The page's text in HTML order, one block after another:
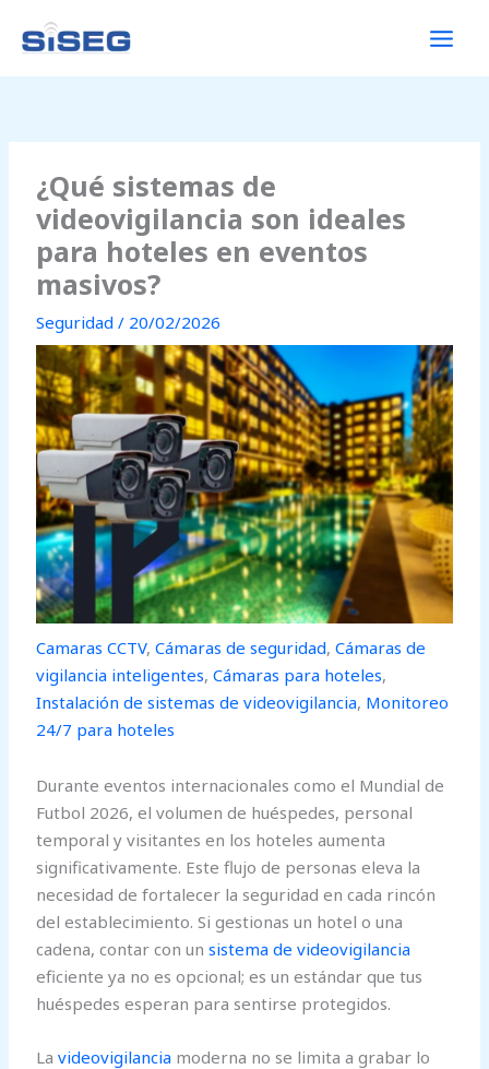
¿Qué sistemas de
videovigilancia son ideales
para hoteles en eventos
masivos?
Seguridad / 20/02/2026
Camaras CCTV,Cámaras de seguridad,Cámaras de
vigilancia inteligentes,Cámaras para hoteles,
Instalación de sistemas de videovigilancia, Monitoreo
24/7 para hoteles
Durante eventos internacionales como el Mundial de
Futbol 2026, el volumen de huéspedes, personal
temporal y visitantes en los hoteles aumenta
significativamente. Este flujo de personas eleva la
necesidad de fortalecer la seguridad en cada rincón
del establecimiento. Si gestionas un hotel o una
cadena, contar con unsistema de videovigilancia
eficiente ya no es opcional; es un estándar que tus
huéspedes esperan para sentirse protegidos.
Lavideovigilancia moderna no se limita a grabar lo